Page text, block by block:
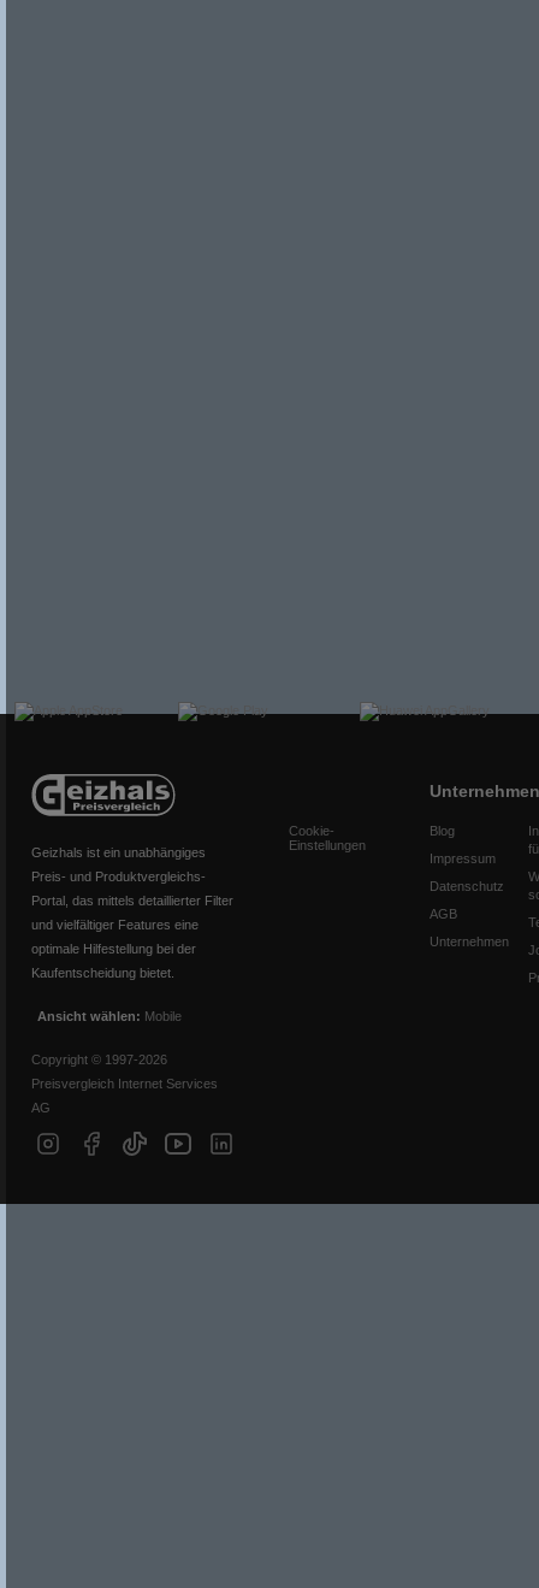
Geizhals ist ein unabhängiges
Preis- und Produktvergleichs-
Portal, das mittels detaillierter Filter
und vielfältiger Features eine
optimale Hilfestellung bei der
Kaufentscheidung bietet.
Ansicht wählen: Mobile
Copyright © 1997-2026
Preisvergleich Internet Services
AG
Cookie-
Einstellungen
Unternehmen
Blog
Impressum
Datenschutz
AGB
Unternehmen